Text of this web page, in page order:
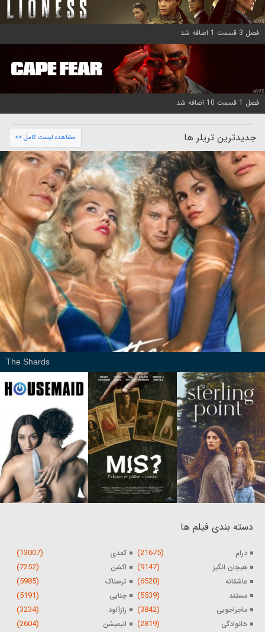
فصل 3 قسمت 1 اضافه شد
فصل 1 قسمت 10 اضافه شد
جدیدترین تریلر ها مشاهده لیست کامل >>
The Shards
دسته بندی فیلم ها
درام (21675) کمدی (13007)
هیجان انگیز (9147) اکشن (7252)
عاشقانه (6520) ترسناک (5985)
مستند (5539) جنایی (5191)
ماجراجویی (3842) رازآلود (3234)
خانوادگی (2819) انیمیشن
(2604)